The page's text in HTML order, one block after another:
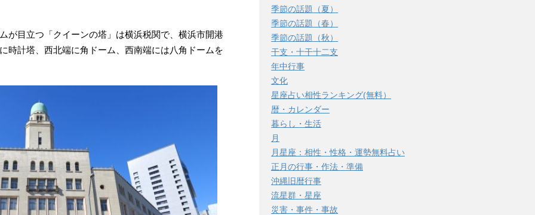
が目立つ「クイーンの塔」は横浜税関で、横浜市開港
時計塔、西北端に角ドーム、西南端には八角ドームを
季節の話題（夏）
季節の話題（春）
季節の話題（秋）
干支・十干十二支
年中行事
文化
星座占い相性ランキング(無料）
暦・カレンダー
暮らし・生活
月
月星座：相性・性格・運勢無料占い
正月の行事・作法・準備
沖縄旧暦行事
流星群・星座
災害・事件・事故